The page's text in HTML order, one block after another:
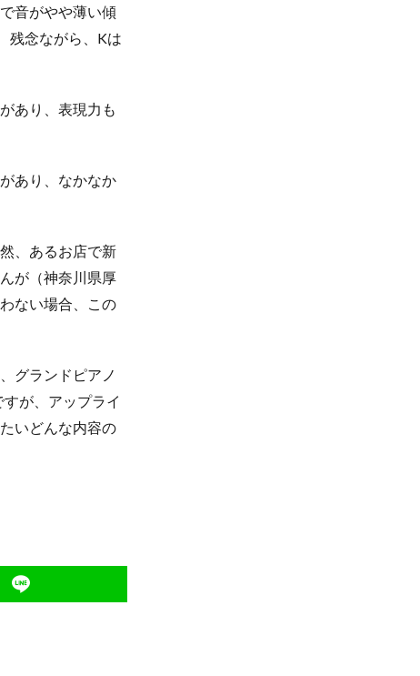
音がやや薄い傾
残念ながら、Kは
あり、表現力も
あり、なかなか
、あるお店で新
が（神奈川県厚
ない場合、この
グランドピアノ
が、アップライ
いどんな内容の